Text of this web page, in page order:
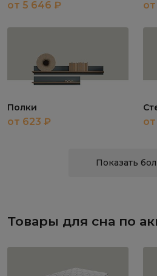
от 5 646 ₽
Полки
от 623 ₽
Показать
Товары для сна по